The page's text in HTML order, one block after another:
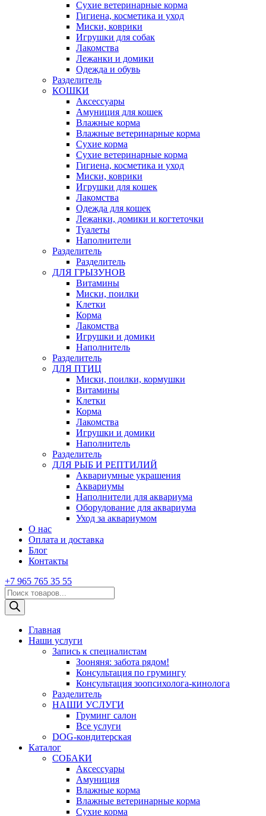
Сухие ветеринарные корма
Гигиена, косметика и уход
Миски, коврики
Игрушки для собак
Лакомства
Лежанки и домики
Одежда и обувь
Разделитель
КОШКИ
Аксессуары
Амуниция для кошек
Влажные корма
Влажные ветеринарные корма
Сухие корма
Сухие ветеринарные корма
Гигиена, косметика и уход
Миски, коврики
Игрушки для кошек
Лакомства
Одежда для кошек
Лежанки, домики и когтеточки
Туалеты
Наполнители
Pазделитель
Разделитель
ДЛЯ ГРЫЗУНОВ
Витамины
Миски, поилки
Клетки
Корма
Лакомства
Игрушки и домики
Наполнитель
Разделитель
ДЛЯ ПТИЦ
Миски, поилки, кормушки
Витамины
Клетки
Корма
Лакомства
Игрушки и домики
Наполнитель
Разделитель
ДЛЯ РЫБ И РЕПТИЛИЙ
Аквариумные украшения
Аквариумы
Наполнители для аквариума
Оборудование для аквариума
Уход за аквариумом
О нас
Оплата и доставка
Блог
Контакты
+7 965 765 35 55
Поиск
товаров
Главная
Наши услуги
Запись к специалистам
Зооняня: забота рядом!
Консультация по грумингу
Консультация зоопсихолога-кинолога
Pазделитель
НАШИ УСЛУГИ
Груминг салон
Все услуги
DOG-кондитерская
Каталог
СОБАКИ
Аксессуары
Амуниция
Влажные корма
Влажные ветеринарные корма
Сухие корма